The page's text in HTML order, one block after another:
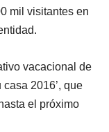
mil visitantes en
vacacional de
2016’, que
el próximo